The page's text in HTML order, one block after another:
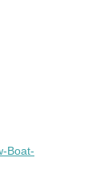
Boat-